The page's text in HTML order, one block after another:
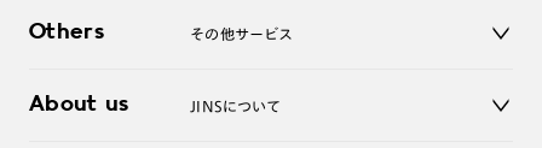
お問い合わせ
Others その他サービス
レンズ交換
About us JINSについて